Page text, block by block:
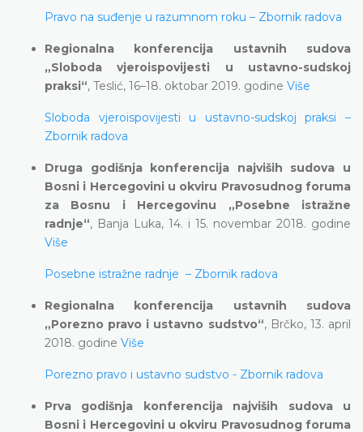
Pravo na suđenje u razumnom roku – Zbornik radova
Regionalna konferencija ustavnih sudova
„Sloboda vjeroispovijesti u ustavno-sudskoj
praksi“, Teslić, 16–18. oktobar 2019. godine Više
Sloboda vjeroispovijesti u ustavno-sudskoj praksi –
Zbornik radova
Druga godišnja konferencija najviših sudova u
Bosni i Hercegovini u okviru Pravosudnog foruma
za Bosnu i Hercegovinu „Posebne istražne
radnje“, Banja Luka, 14. i 15. novembar 2018. godine
Više
Posebne istražne radnje – Zbornik radova
Regionalna konferencija ustavnih sudova
„Porezno pravo i ustavno sudstvo“, Brčko, 13. april
2018. godine Više
Porezno pravo i ustavno sudstvo - Zbornik radova
Prva godišnja konferencija najviših sudova u
Bosni i Hercegovini u okviru Pravosudnog foruma